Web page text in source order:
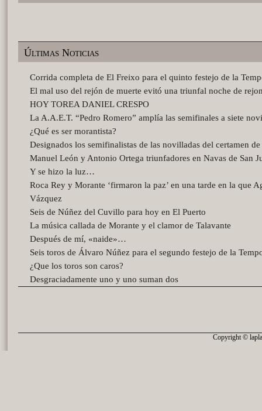
Últimas Noticias
Corrida completa de El Freixo para el quinto festejo de la
El mal uso del rejón de muerte evitó una triunfal noche de
HOY TOREA DANIEL CRESPO
La A.A.E.T. “Pedro Romero” amplía las semifinales a siete
¿Qué es ser morantista?
Designados los semifinalistas de las novilladas del certamen
Manuel León y Antonio Ortega triunfadores en Navas de San
Y se hizo la luz…
Roca Rey y Morante ‘firmaron la paz’ en una tarde en la que
Vázquez
Seis de Núñez del Cuvillo para hoy en El Puerto
La música callada de Morante y el clamor de Talavante
Después de mí, «naide»…
Seis toros de Álvaro Núñez para el segundo festejo de la
¿Que los toros son caros?
Desgraciadamente uno y uno suman dos
Copyright ©